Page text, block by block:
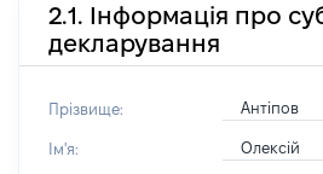
2.1. Інформація про
декларування
Прізвище: Антіпов
Ім'я: Олексій